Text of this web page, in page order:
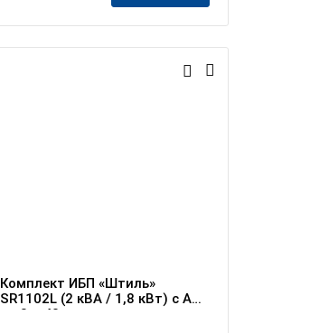
Комплект ИБП «Штиль»
SR1102L (2 кВА / 1,8 кВт) c АБ
на 3 ч 40 мин